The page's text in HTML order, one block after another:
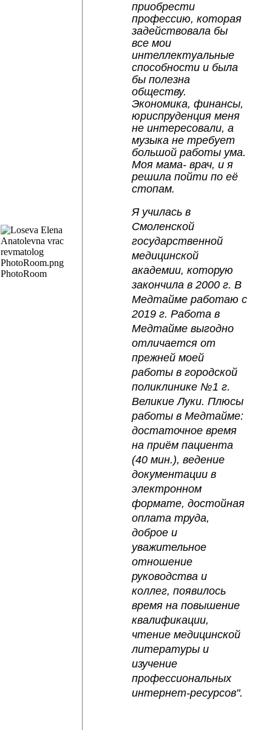
приобрести
профессию, которая
задействовала бы
все мои
интеллектуальные
способности и была
бы полезна
обществу.
Экономика, финансы,
юриспруденция меня
не интересовали, а
музыка не требует
большой работы ума.
Моя мама- врач, и я
решила пойти по её
стопам.
Я училась в
Смоленской
государственной
медицинской
академии, которую
закончила в 2000 г. В
Медтайме работаю с
2019 г. Работа в
Медтайме выгодно
отличается от
прежней моей
работы в городской
поликлинике №1 г.
Великие Луки. Плюсы
работы в Медтайме:
достаточное время
на приём пациента
(40 мин.), ведение
документации в
электронном
формате, достойная
оплата труда,
доброе и
уважительное
отношение
руководства и
коллег, появилось
время на повышение
квалификации,
чтение медицинской
литературы и
изучение
профессиональных
интернет-ресурсов".